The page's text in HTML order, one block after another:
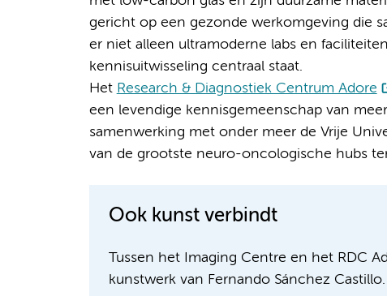
gericht op een gezonde werkomgeving die
er niet alleen ultramoderne labs en
kennisuitwisseling centraal staat.
Het Research & Diagnostiek Centrum Adore
een levendige kennisgemeenschap van
samenwerking met onder meer de Vrije
van de grootste neuro-oncologische hubs
Ook kunst verbindt
Tussen het Imaging Centre en het RDC
kunstwerk van Fernando Sánchez